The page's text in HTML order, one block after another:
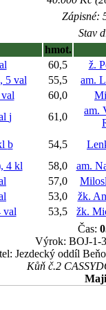
Zápisné:
Stav
hmot.
60,5
ž.
5 val 55,5
am.
60,0
j 61,0
am.
b 54,5
4 kl 58,0
am.
57,0
53,0
žk.
val 53,5
žk.
Čas:
Výrok: BOJ-1-
Jezdecký oddíl
Kůň č.2